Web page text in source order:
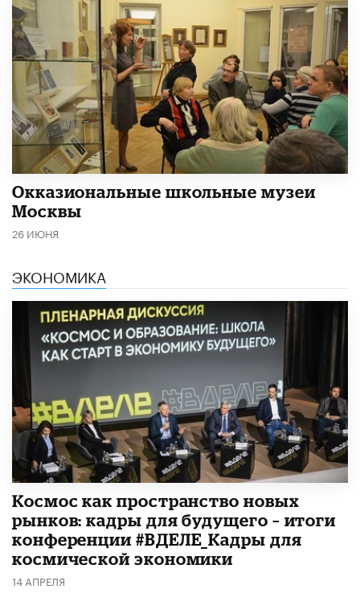
​Окказиональные школьные музеи
Москвы
26 ИЮНЯ
ЭКОНОМИКА
Космос как пространство новых
рынков: кадры для будущего – итоги
конференции #ВДЕЛЕ_Кадры для
космической экономики
14 АПРЕЛЯ